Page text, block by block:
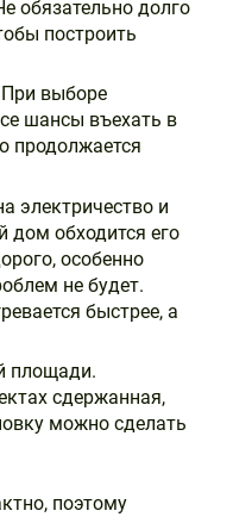
обязательно долго
построить
При выборе
шансы въехать в
продолжается
электричество и
дом обходится его
особенно
не будет.
быстрее, а
площади.
сдержанная,
можно сделать
поэтому